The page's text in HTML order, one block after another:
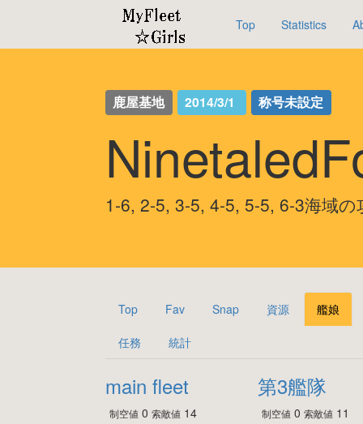
Top Statistics
鹿屋基地 2014/3/1 称号未設定
1-6, 2-5, 3-5, 4-5, 5-5, 6-3海域の
Top Fav Snap 資源 艦娘
任務 統計
main fleet
制空値 0 索敵値 14
第3艦隊
制空値0 索敵値11